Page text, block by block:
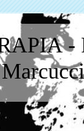
-